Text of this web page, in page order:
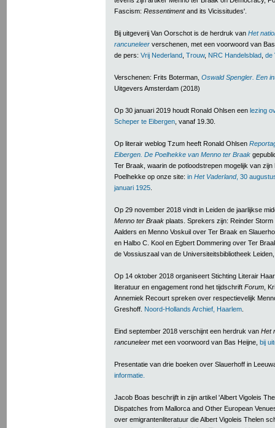
Fascism: Ressentimentand its Vicissitudes'.
Bij uitgeverij Van Oorschot is de herdruk van Het
rancuneleer verschenen, met een voorwoord van
de pers: Vrij Nederland Trouw, NRC Handelsblad de
Verschenen: Frits Boterman, Oswald Spengler. Een
Uitgevers Amsterdam (2018)
Op 30 januari 2019 houdt Ronald Ohlsen een lezing
Scheper te Eibergen , vanaf 19.30.
Op literair weblog Tzum heeft Ronald Ohlsen
Eibergen. De Poelhekke van Menno ter Braak
Ter Braak, waarin de potloodstrepen mogelijk van
Poelhekke op onze site: in Het Vaderland, 30
januari 1925
Op 29 november 2018 vindt in Leiden de jaarlijkse
Menno ter Braak plaats. Sprekers zijn: Reinder
Aalders en Menno Voskuil over Ter Braak en
en Halbo C. Kool en Egbert Dommering over Ter
de Vossiuszaal van de Universiteitsbibliotheek
Op 14 oktober 2018 organiseert Stichting Literair
literatuur en engagement rond het tijdschrift Forum ,
Annemiek Recourt spreken over respectievelijk
Greshoff. Noord-Hollands Archief, Haarlem
Eind september 2018 verschijnt een herdruk van Het
rancuneleer met een voorwoord van Bas Heijne, bij
Presentatie van drie boeken over Slauerhoff in
informatie.
Jacob Boas beschrijft in zijn artikel 'Albert Vigoleis
Dispatches from Mallorca and Other European
over emigrantenliteratuur die Albert Vigoleis Thelen